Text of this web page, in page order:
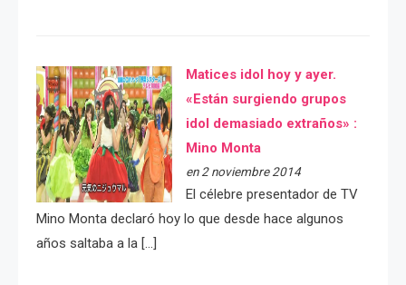
Matices idol hoy y ayer.
«Están surgiendo grupos
idol demasiado extraños» :
Mino Monta
en 2 noviembre 2014
El célebre presentador de TV
Mino Monta declaró hoy lo que desde hace algunos
años saltaba a la […]